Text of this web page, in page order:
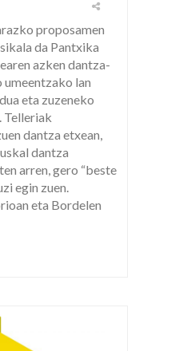
proposamen
da Pantxika
azken dantza-
lan
eta zuzeneko
Telleriak
dantza etxean,
dantza
arren, gero “beste
egin zuen.
eta Bordelen